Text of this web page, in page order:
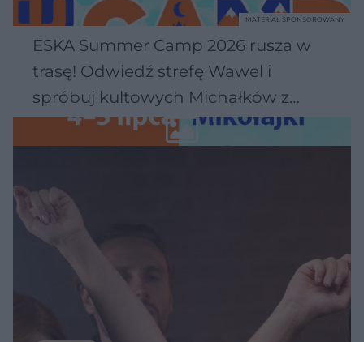
ESKA Summer Camp 2026 rusza w
trasę! Odwiedź strefę Wawel i
spróbuj kultowych Michałków z
Wawelu
MATERIAŁ SPONSOROWANY